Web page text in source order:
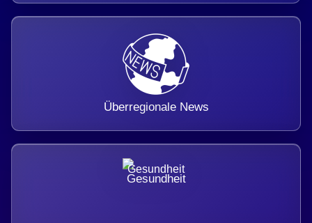
Überregionale News
Gesundheit